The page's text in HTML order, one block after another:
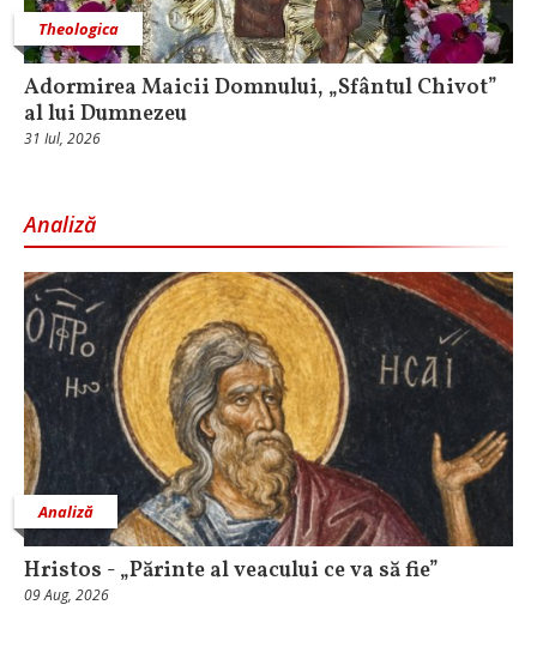
Theologica
Adormirea Maicii Domnului, „Sfântul Chivot”
al lui Dumnezeu
31 Iul, 2026
Analiză
Analiză
Hristos - „Părinte al veacului ce va să fie”
09 Aug, 2026